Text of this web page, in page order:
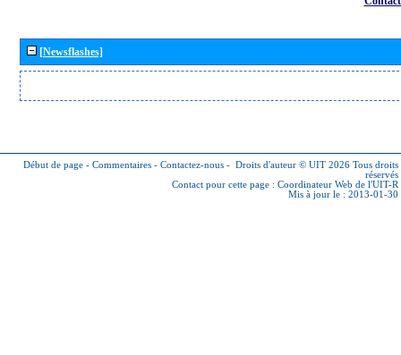
[Newsflashes]
Début de page - Commentaires - Contactez-nous - Droits d'auteur © UIT 2026 Tous droits
réservés
Contact pour cette page : Coordinateur Web de l'UIT-R
Mis à jour le : 2013-01-30